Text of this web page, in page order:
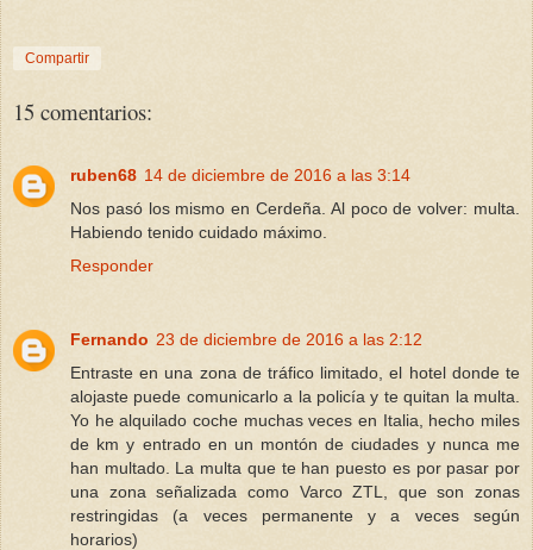
Compartir
15 comentarios:
ruben68 14 de diciembre de 2016 a las 3:14
Nos pasó los mismo en Cerdeña. Al poco de volver: multa.
Habiendo tenido cuidado máximo.
Responder
Fernando 23 de diciembre de 2016 a las 2:12
Entraste en una zona de tráfico limitado, el hotel donde te
alojaste puede comunicarlo a la policía y te quitan la multa.
Yo he alquilado coche muchas veces en Italia, hecho miles
de km y entrado en un montón de ciudades y nunca me
han multado. La multa que te han puesto es por pasar por
una zona señalizada como Varco ZTL, que son zonas
restringidas (a veces permanente y a veces según
horarios)